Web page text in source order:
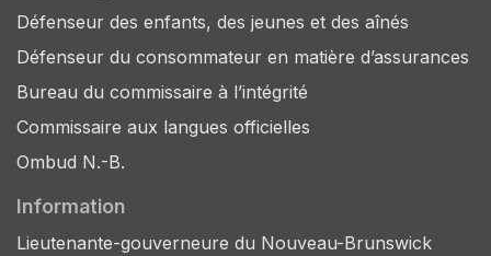
Défenseur des enfants, des jeunes et des aînés
Défenseur du consommateur en matière d’assurances
Bureau du commissaire à l’intégrité
Commissaire aux langues officielles
Ombud N.-B.
Information
Lieutenante-gouverneure du Nouveau-Brunswick